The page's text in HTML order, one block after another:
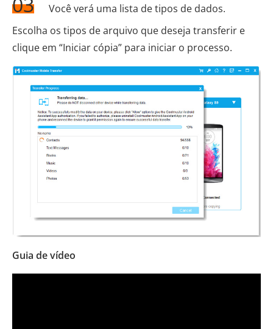
Você verá uma lista de tipos de dados.
Escolha os tipos de arquivo que deseja transferir e
clique em “Iniciar cópia” para iniciar o processo.
Guia de vídeo